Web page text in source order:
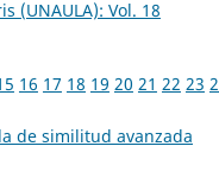
(UNAULA): Vol. 18
16 17 18 19 20 21 22 23
de similitud avanzada